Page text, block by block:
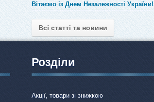
Вітаємо із Днем Незалежності України!
Всі статті та новини
Розділи
Акції, товари зі знижкою